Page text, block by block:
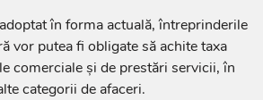
în forma actuală, întreprinderile
vor putea fi obligate să achite taxa
comerciale și de prestări servicii, în
categorii de afaceri.